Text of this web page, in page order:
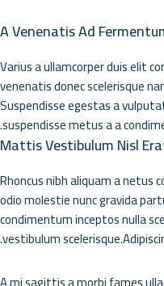
A Venenatis Ad
Varius a ullamcorper duis elit
venenatis donec scelerisque
Suspendisse egestas a
suspendisse metus a a
Mattis Vestibulum Nisl
Rhoncus nibh aliquam a netus
odio molestie nunc gravida
condimentum inceptos nulla
vestibulum